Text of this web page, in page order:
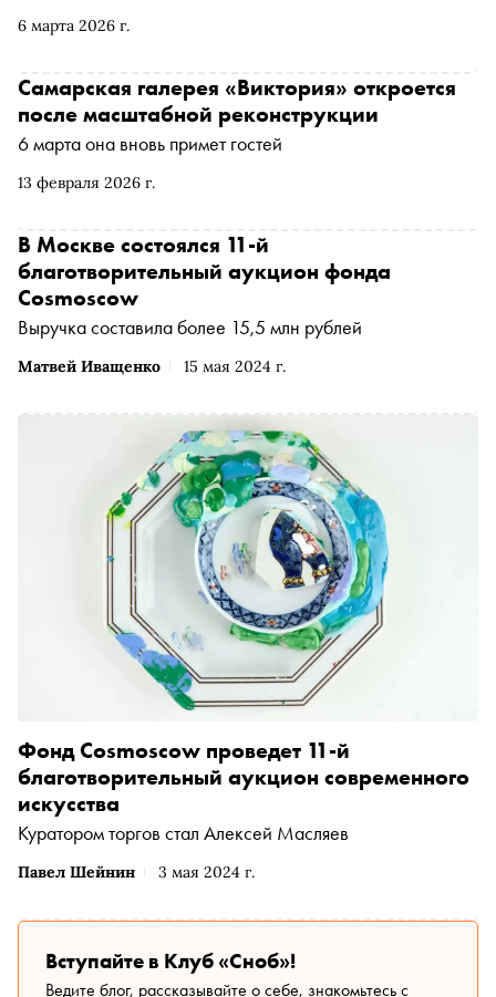
6 марта 2026 г.
обновленная «Виктория» — обязательный пункт
ограничиваться своими стенами и дает несколько
культурно-развлекательных советов — с барами,
модными кофейнями и главными выставочными
площадками Самары
13 февраля 2026 г.
Самарская галерея «Виктория» откроется
после масштабной реконструкции
6 марта она вновь примет гостей
Матвей Иващенко 15 мая 2024 г.
В Москве состоялся 11-й
благотворительный аукцион фонда
Cosmoscow
Выручка составила более 15,5 млн рублей
Павел Шейнин 3 мая 2024 г.
Фонд Cosmoscow проведет 11-й
благотворительный аукцион современного
искусства
Куратором торгов стал Алексей Масляев
Вступайте в Клуб «Сноб»!
Ведите блог, рассказывайте о себе, знакомьтесь с